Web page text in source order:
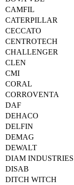
CAMFIL
CATERPILLAR
CECCATO
CENTROTECH
CHALLENGER
CLEN
CMI
CORAL
CORROVENTA
DAF
DEHACO
DELFIN
DEMAG
DEWALT
DIAM INDUSTRIES
DISAB
DITCH WITCH